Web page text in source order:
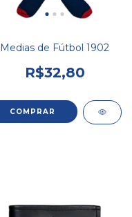
Medias de Fútbol 1902
R$32,80
COMPRAR